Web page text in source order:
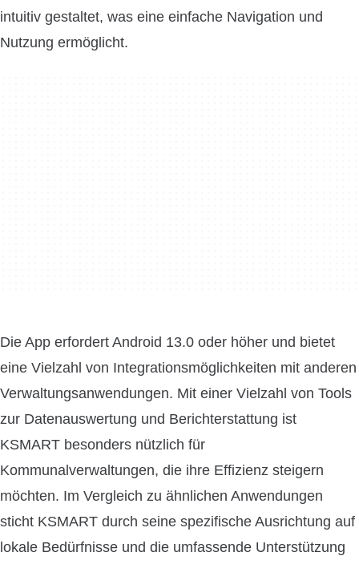
intuitiv gestaltet, was eine einfache Navigation und
Nutzung ermöglicht.
Die App erfordert Android 13.0 oder höher und bietet
eine Vielzahl von Integrationsmöglichkeiten mit anderen
Verwaltungsanwendungen. Mit einer Vielzahl von Tools
zur Datenauswertung und Berichterstattung ist
KSMART besonders nützlich für
Kommunalverwaltungen, die ihre Effizienz steigern
möchten. Im Vergleich zu ähnlichen Anwendungen
sticht KSMART durch seine spezifische Ausrichtung auf
lokale Bedürfnisse und die umfassende Unterstützung